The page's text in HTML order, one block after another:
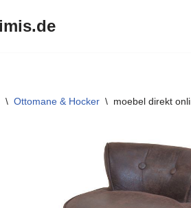
\ Ottomane & Hocker \ moebel direkt